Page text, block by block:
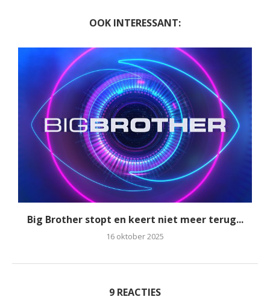
OOK INTERESSANT:
Big Brother stopt en keert niet meer terug...
16 oktober 2025
9 REACTIES